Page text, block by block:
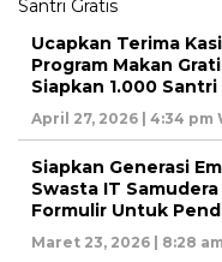
Ucapkan Terima
Program Makan
Siapkan 1.000 Santri
April 27, 2026 | 4:34 pm
Siapkan Generasi
Swasta IT
Formulir Untuk
Maret 23, 2026 | 8:28